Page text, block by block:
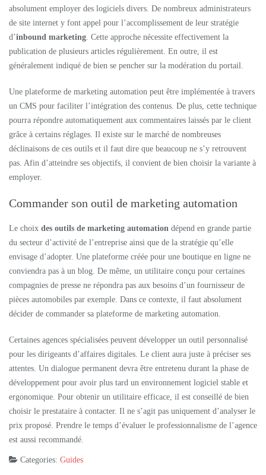
absolument employer des logiciels divers. De nombreux administrateurs
de site internet y font appel pour l’accomplissement de leur stratégie
d’inbound marketing. Cette approche nécessite effectivement la
publication de plusieurs articles régulièrement. En outre, il est
généralement indiqué de bien se pencher sur la modération du portail.
Une plateforme de marketing automation peut être implémentée à travers
un CMS pour faciliter l’intégration des contenus. De plus, cette technique
pourra répondre automatiquement aux commentaires laissés par le client
grâce à certains réglages. Il existe sur le marché de nombreuses
déclinaisons de ces outils et il faut dire que beaucoup ne s’y retrouvent
pas. Afin d’atteindre ses objectifs, il convient de bien choisir la variante à
employer.
Commander son outil de marketing automation
Le choix des outils de marketing automation dépend en grande partie
du secteur d’activité de l’entreprise ainsi que de la stratégie qu’elle
envisage d’adopter. Une plateforme créée pour une boutique en ligne ne
conviendra pas à un blog. De même, un utilitaire conçu pour certaines
compagnies de presse ne répondra pas aux besoins d’un fournisseur de
pièces automobiles par exemple. Dans ce contexte, il faut absolument
décider de commander sa plateforme de marketing automation.
Certaines agences spécialisées peuvent développer un outil personnalisé
pour les dirigeants d’affaires digitales. Le client aura juste à préciser ses
attentes. Un dialogue permanent devra être entretenu durant la phase de
développement pour avoir plus tard un environnement logiciel stable et
ergonomique. Pour obtenir un utilitaire efficace, il est conseillé de bien
choisir le prestataire à contacter. Il ne s’agit pas uniquement d’analyser le
prix proposé. Prendre le temps d’évaluer le professionnalisme de l’agence
est aussi recommandé.
Categories: Guides